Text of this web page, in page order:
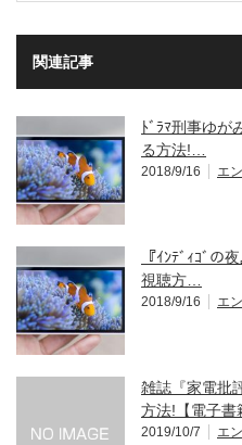
関連記事
ﾄﾞﾗﾏ刑事ゆが
る方法!…
2018/9/16 エ
『ｲﾝﾃﾞｨｺﾞの
視聴方…
2018/9/16 エ
雑誌『家電批
方法!【電子書
2019/10/7 エ